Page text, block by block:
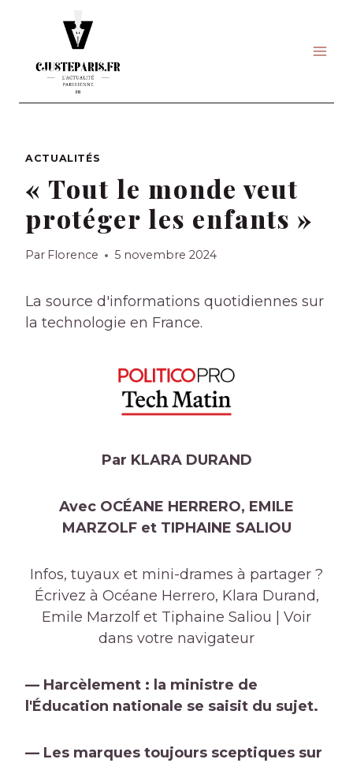
ACTUALITÉS
« Tout le monde veut
protéger les enfants »
Par Florence 5 novembre 2024
La source d'informations quotidiennes sur
la technologie en France.
Par KLARA DURAND
Avec OCÉANE HERRERO, EMILE
MARZOLF et TIPHAINE SALIOU
Infos, tuyaux et mini-drames à partager ?
Écrivez à Océane Herrero, Klara Durand,
Emile Marzolf et Tiphaine Saliou | Voir
dans votre navigateur
— Harcèlement : la ministre de
l'Éducation nationale se saisit du sujet.
— Les marques toujours sceptiques sur